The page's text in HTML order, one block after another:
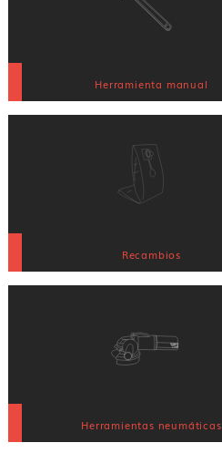
Herramienta manual
Recambios
Herramientas neumáticas